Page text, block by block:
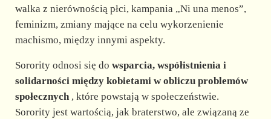
walka z nierównością płci, kampania „Ni una menos”,
feminizm, zmiany mające na celu wykorzenienie
machismo, między innymi aspekty.
Sorority odnosi się do wsparcia, współistnienia i
solidarności między kobietami w obliczu problemów
społecznych, które powstają w społeczeństwie.
Sorority jest wartością, jak braterstwo, ale związaną ze